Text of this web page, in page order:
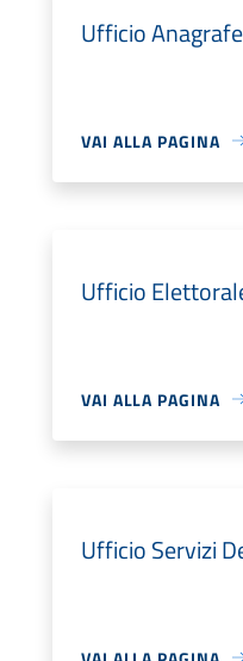
Ufficio
VAI ALLA PAGINA
Ufficio
VAI ALLA PAGINA
Ufficio Servizi